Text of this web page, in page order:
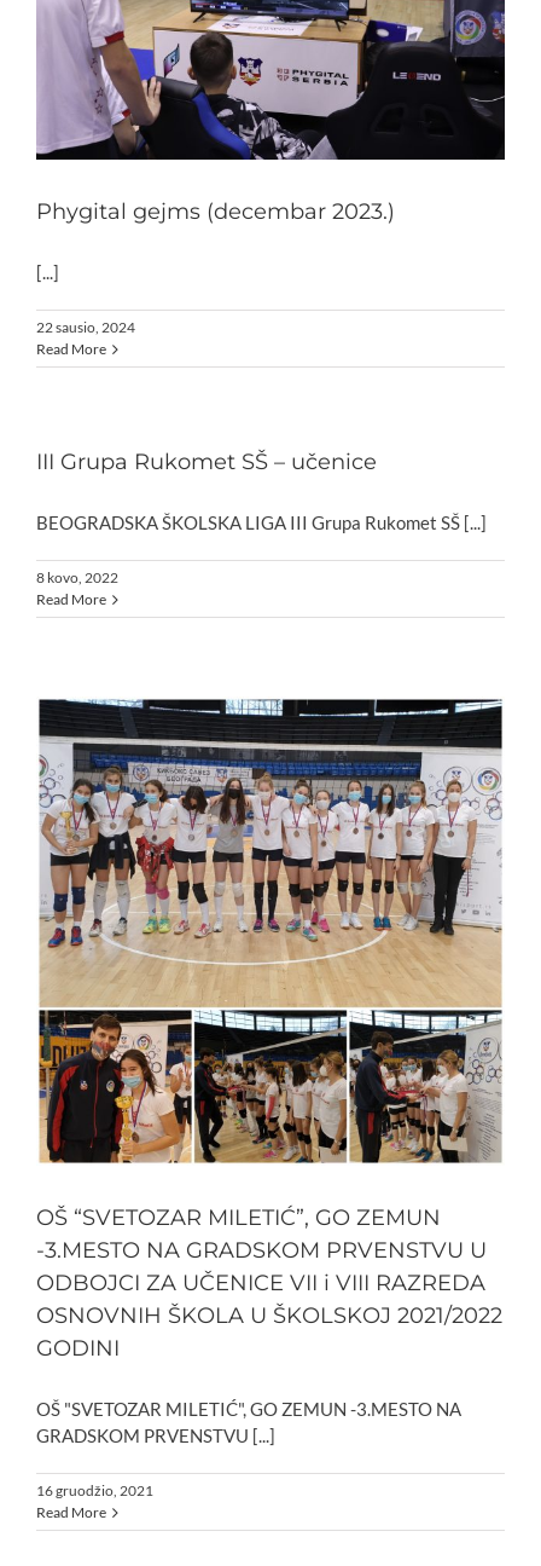
Phygital gejms (decembar 2023.)
[...]
22 sausio, 2024
Read More
III Grupa Rukomet SŠ – učenice
BEOGRADSKA ŠKOLSKA LIGA III Grupa Rukomet SŠ [...]
8 kovo, 2022
Read More
OŠ “SVETOZAR MILETIĆ”, GO ZEMUN
-3.MESTO NA GRADSKOM PRVENSTVU U
ODBOJCI ZA UČENICE VII i VIII RAZREDA
OSNOVNIH ŠKOLA U ŠKOLSKOJ 2021/2022
GODINI
OŠ "SVETOZAR MILETIĆ", GO ZEMUN -3.MESTO NA
GRADSKOM PRVENSTVU [...]
16 gruodžio, 2021
Read More